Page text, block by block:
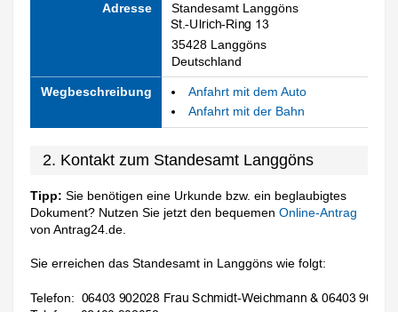
Adresse Standesamt Langgöns
35428 Langgöns
Deutschland
Wegbeschreibung
Anfahrt mit dem Auto
Anfahrt mit der Bahn
2. Kontakt zum Standesamt Langgöns
Tipp: Sie benötigen eine Urkunde bzw. ein beglaubigtes
Dokument? Nutzen Sie jetzt den bequemenOnline-Antrag
von Antrag24.de.
Sie erreichen das Standesamt in Langgöns wie folgt:
Telefon: